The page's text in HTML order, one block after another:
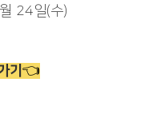
24일(수)
기 👈